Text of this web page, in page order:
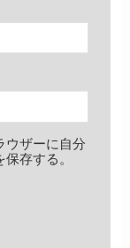
ウザーに自分
存する。